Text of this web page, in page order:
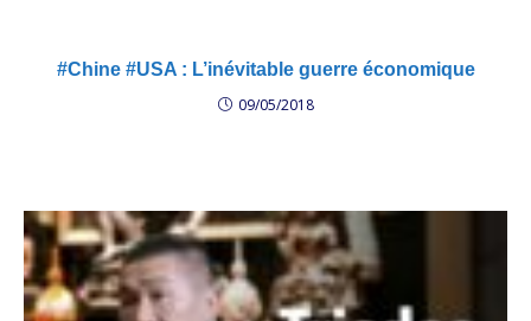
#Chine #USA : L’inévitable guerre économique
09/05/2018